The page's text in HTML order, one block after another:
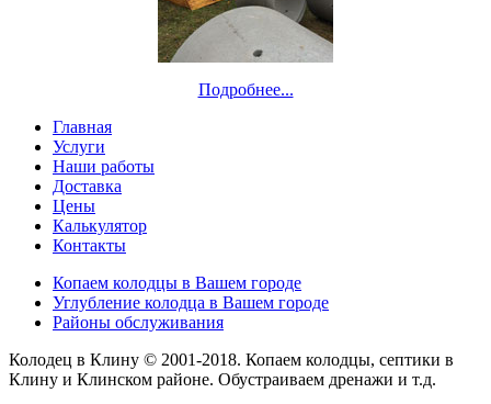
Подробнее...
Главная
Услуги
Наши работы
Доставка
Цены
Калькулятор
Контакты
Копаем колодцы в Вашем городе
Углубление колодца в Вашем городе
Районы обслуживания
Колодец в Клину © 2001-2018. Копаем колодцы, септики в
Клину и Клинском районе. Обустраиваем дренажи и т.д.